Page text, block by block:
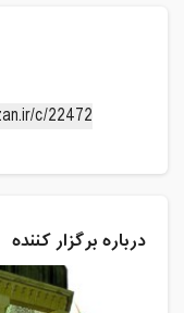
درباره برگزار کننده